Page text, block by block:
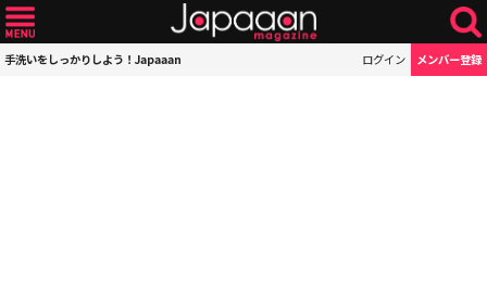
手洗いをしっかりしよう！Japaaan ログイン メンバー登録